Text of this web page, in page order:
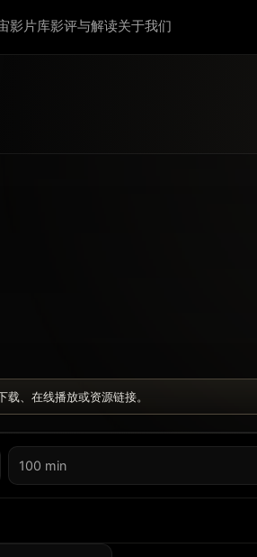
影片库影评与解读关于我们
、在线播放或资源链接。
100 min